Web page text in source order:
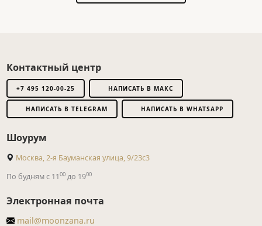
Контактный центр
+7 495 120-00-25 НАПИСАТЬ В МАКС
НАПИСАТЬ В TELEGRAM НАПИСАТЬ В WHATSAPP
Шоурум
Москва, 2-я Бауманская улица, 9/23с3
По будням с 1100до 1900
Электронная почта
mail@moonzana.ru